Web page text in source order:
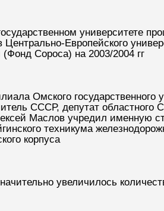
университете
Европейского
Сороса) на 2003/2004 гг
Омского государственного
СССР, депутат областного
Маслов учредил именную
техникума
корпуса
увеличилось